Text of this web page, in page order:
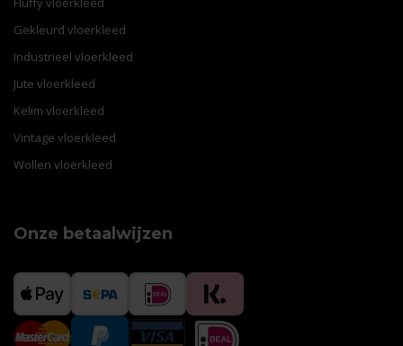
Gekleurd vloerkleed
Industrieel vloerkleed
Jute vloerkleed
Kelim vloerkleed
Vintage vloerkleed
Wollen vloerkleed
Onze betaalwijzen